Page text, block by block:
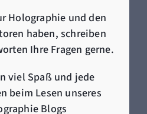
Holographie und den
haben, schreiben
Ihre Fragen gerne.
viel Spaß und jede
beim Lesen unseres
Blogs